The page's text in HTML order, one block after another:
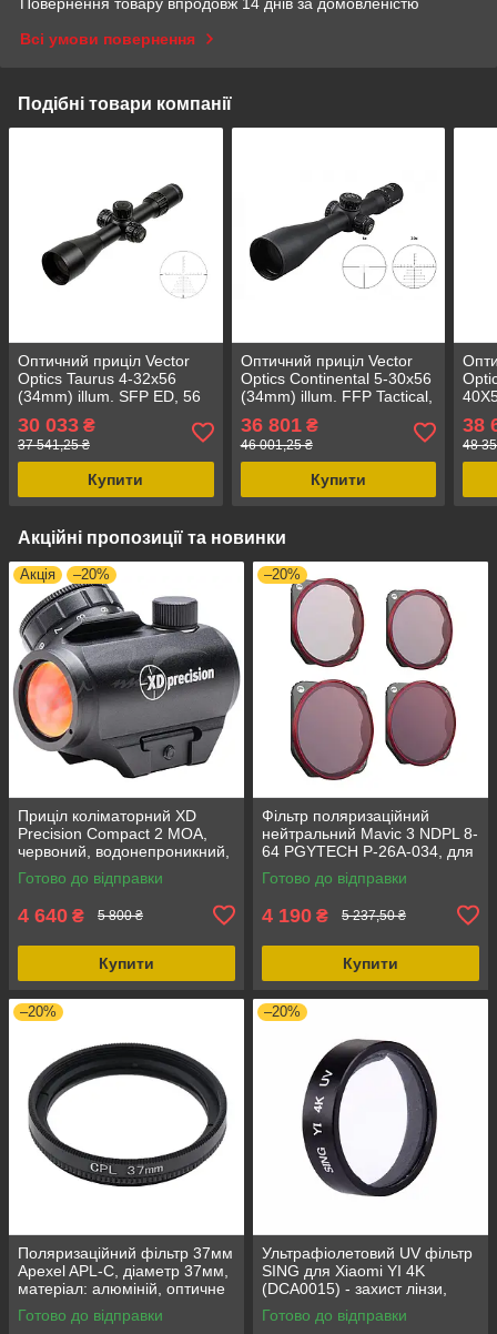
Всі умови повернення
Подібні товари компанії
Оптичний приціл Vector
Optics Taurus 4-32x56
(34mm) illum. SFP ED, 56
водонепроникний
30 033 ₴
37 541,25 ₴
Купити
Оптичний приціл Vector
Optics Continental 5-30x56
(34mm) illum. FFP Tactical,
фокальна плоскість
36 801₴
46 001,25 ₴
Купити
г,
38
48
Акційні пропозиції та новинки
Акція –20%
Приціл коліматорний XD
Precision Compact 2 MOA,
червоний, водонепроникний,
для полювання та стрільби
Готово до відправки
4 640 ₴ 5 800 ₴
Купити
–20%
Фільтр поляризаційний
нейтральний Mavic 3 NDPL 8-
64 PGYTECH P-26A-034, для
DJI Mavic 3, алюміній,
оптичне скло
Готово до відправки
4 190 ₴ 5 237,50 ₴
Купити
–20%
Поляризаційний фільтр 37мм
Apexel APL-C, діаметр 37мм,
матеріал: алюміній, оптичне
скло, тип світлофільтру -
поляризаційний
Готово до відправки
–20%
Ультрафіолетовий UV фільтр
SING для Xiaomi YI 4K
(DCA0015) - захист лінзи,
оптичне скло, сумісність з
Xiaomi YI 4K Plus
Готово до відправки